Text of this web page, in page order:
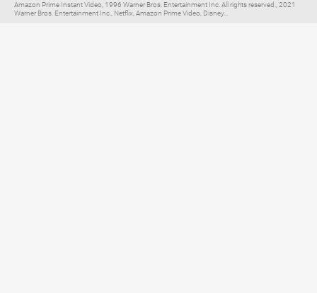
Amazon Prime Instant Video, 1996 Warner Bros. Entertainment Inc. All rights reserved., 2021
Warner Bros. Entertainment Inc., Netflix, Amazon Prime Video, Disney...